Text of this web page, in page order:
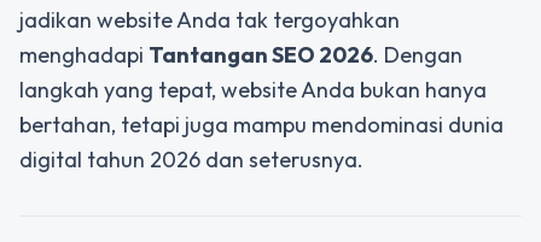
jadikan website Anda tak tergoyahkan
menghadapi Tantangan SEO 2026. Dengan
langkah yang tepat, website Anda bukan hanya
bertahan, tetapi juga mampu mendominasi dunia
digital tahun 2026 dan seterusnya.